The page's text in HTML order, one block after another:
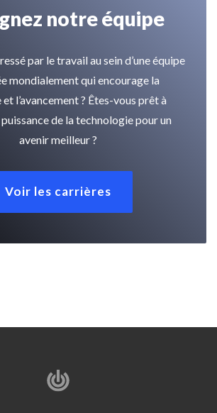
notre équipe
par le travail au sein d’une équipe
mondialement qui encourage la
l’avancement ? Êtes-vous prêt à
de la technologie pour un
avenir meilleur ?
Voir les carrières